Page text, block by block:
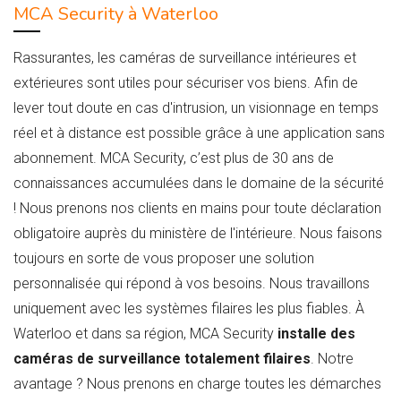
MCA Security à Waterloo
Rassurantes, les caméras de surveillance intérieures et
extérieures sont utiles pour sécuriser vos biens. Afin de
lever tout doute en cas d'intrusion, un visionnage en temps
réel et à distance est possible grâce à une application sans
abonnement. MCA Security, c’est plus de 30 ans de
connaissances accumulées dans le domaine de la sécurité
! Nous prenons nos clients en mains pour toute déclaration
obligatoire auprès du ministère de l'intérieure. Nous faisons
toujours en sorte de vous proposer une solution
personnalisée qui répond à vos besoins. Nous travaillons
uniquement avec les systèmes filaires les plus fiables. À
Waterloo et dans sa région, MCA Security installe des
caméras de surveillance totalement filaires. Notre
avantage ? Nous prenons en charge toutes les démarches